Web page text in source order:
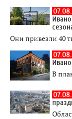
Они привезли 40
В